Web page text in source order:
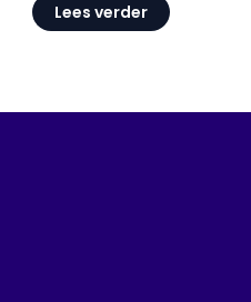
Lees verder